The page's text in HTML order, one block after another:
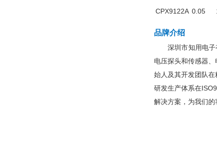
CPX9122A 0.05
品牌介绍
深圳市知用电
电压探头和传感器
始人及其开发团队
研发生产体系在
解决方案，为我们